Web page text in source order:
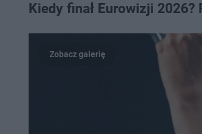
Kiedy finał Eurowizji 2026?